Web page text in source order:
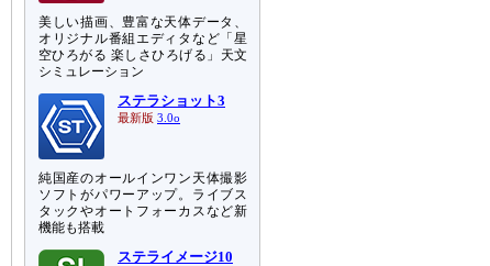
美しい描画、豊富な天体データ、
オリジナル番組エディタなど「星
空ひろがる 楽しさひろげる」天文
シミュレーション
ステラショット3
最新版 3.0o
純国産のオールインワン天体撮影
ソフトがパワーアップ。ライブス
タックやオートフォーカスなど新
機能も搭載
ステライメージ10